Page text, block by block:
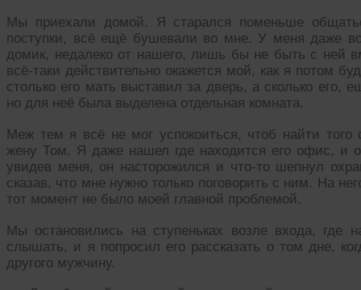
Мы приехали домой. Я старался поменьше
поступки, всё ещё бушевали во мне. У меня даже
домик, недалеко от нашего, лишь бы не быть с ней
всё-таки действительно окажется мой, как я потом
столько его мать выставил за дверь, а сколько
но для неё была выделена отдельная комната.
Меж тем я всё не мог успокоиться, чтоб найти
жену Том. Я даже нашел где находится его офис, и
увидев меня, он насторожился и что-то шепнул
сказав, что мне нужно только поговорить с ним. На
тот момент не было моей главной проблемой.
Мы остановились на ступеньках возле входа, где
слышать, и я попросил его рассказать о том дне,
другого мужчину.